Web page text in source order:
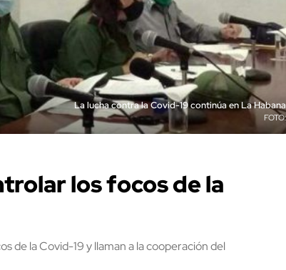
La lucha contra la Covid-19 continúa en La Habana
los focos de la
de la Covid-19 y llaman a la cooperación del